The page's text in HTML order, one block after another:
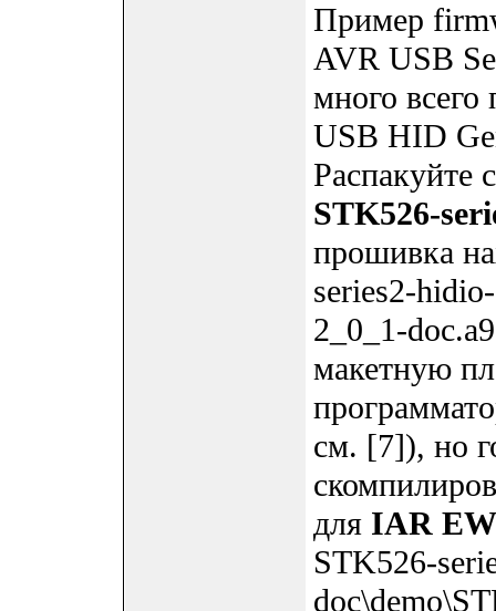
Пример
AVR USB
много всего
USB HID
Распакуйте
STK526-
прошивка
series2-
2_0_1-
макетную
см. [7]), но
для IAR
STK526-